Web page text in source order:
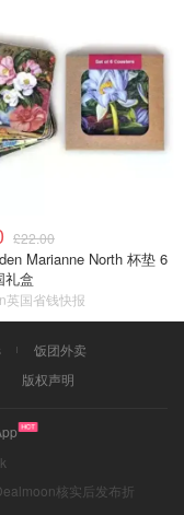
£22.00
Marianne North 杯垫 6
礼盒
英国省钱快报
饭团外卖
版权声明
核实后发布折